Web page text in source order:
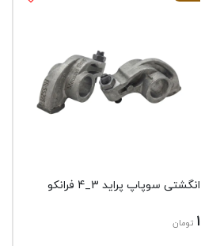
انگشتی سوپاپ پراید 3_4 فرانکو
1 تومان